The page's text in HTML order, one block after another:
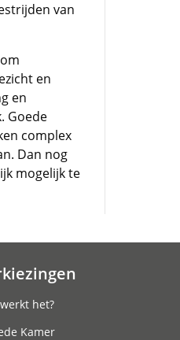
van
en
en
Goede
complex
Dan nog
mogelijk te
het?
Kamer